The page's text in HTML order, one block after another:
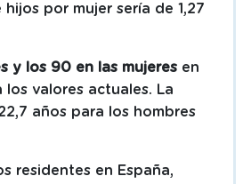
por mujer sería de 1,27
y los 90 en las mujeres en
valores actuales. La
años para los hombres
residentes en España,